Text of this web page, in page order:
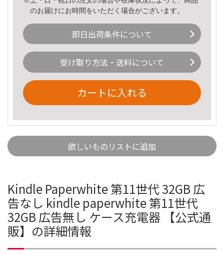
のお届けにお時間をいただく場合がございます。
即日出荷条件について
受け取り方法・送料について
カートに入れる
欲しいものリストに追加
Kindle Paperwhite 第11世代 32GB 広
告なし kindle paperwhite 第11世代
32GB 広告無し ケース充電器 【公式通
販】の詳細情報